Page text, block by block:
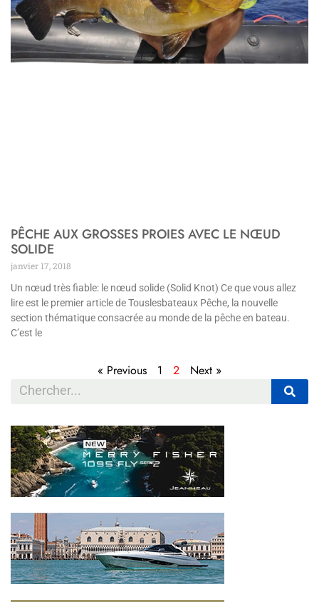
PÊCHE AUX GROSSES PROIES AVEC LE NŒUD
SOLIDE
janvier 17, 2018
Un nœud très fiable: le nœud solide (Solid Knot) Ce que vous allez
lire est le premier article de Touslesbateaux Pêche, la nouvelle
section thématique consacrée au monde de la pêche en bateau.
C’est le
« Previous 1 2 Next »